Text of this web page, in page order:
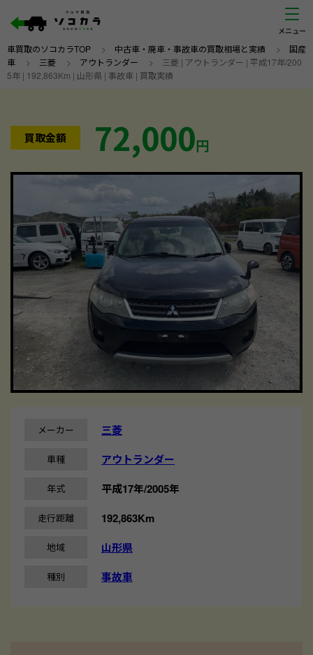
車買取のソコカラTOP > 中古車・廃車・事故車の買取相場と実績 > 国産
車 > 三菱 > アウトランダー > 三菱 | アウトランダー | 平成17年/200
5年 | 192,863Km | 山形県 | 事故車 | 買取実績
買取金額 72,000円
メーカー 三菱
車種 アウトランダー
年式 平成17年/2005年
走行距離 192,863Km
地域 山形県
種別 事故車